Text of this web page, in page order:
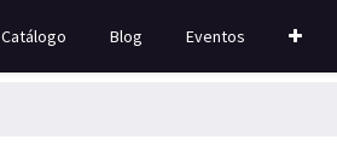
Catálogo Blog Eventos